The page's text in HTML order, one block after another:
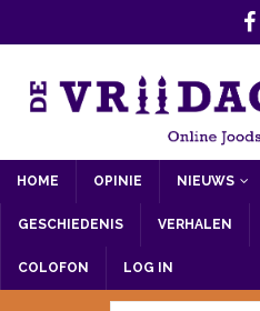
HOME OPINIE NIEUWS
GESCHIEDENIS VERHALEN
COLOFON LOG IN